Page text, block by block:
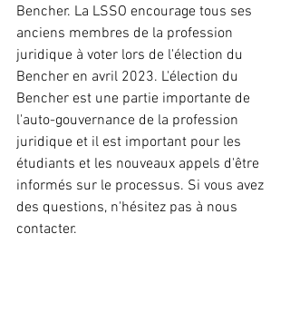
Bencher. La LSSO encourage tous ses
anciens membres de la profession
juridique à voter lors de l'élection du
Bencher en avril 2023. L'élection du
Bencher est une partie importante de
l'auto-gouvernance de la profession
juridique et il est important pour les
étudiants et les nouveaux appels d'être
informés sur le processus. Si vous avez
des questions, n'hésitez pas à nous
contacter.